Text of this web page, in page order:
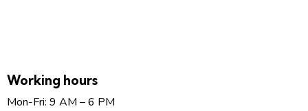
Working hours
Mon-Fri: 9 AM – 6 PM